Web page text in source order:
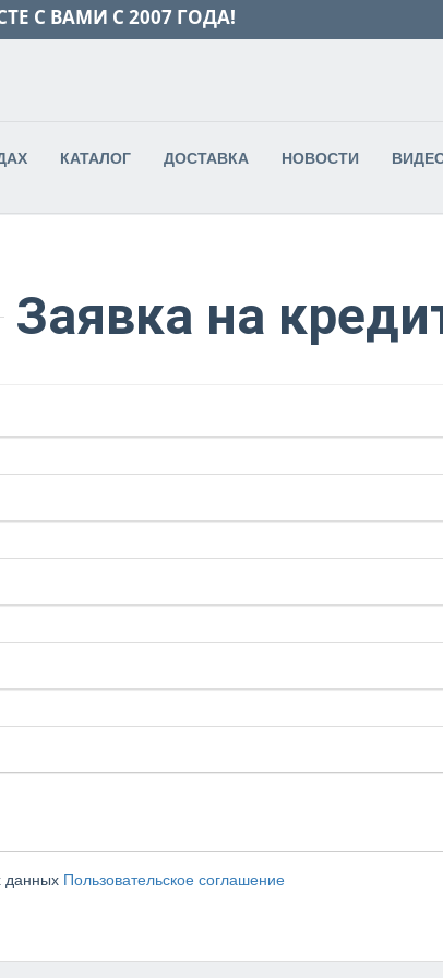
С ВАМИ С 2007 ГОДА!
КАТАЛОГ ДОСТАВКА НОВОСТИ
Заявка на
данных Пользовательское соглашение